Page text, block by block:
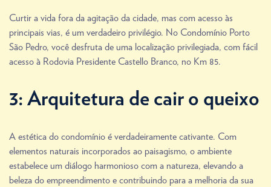
Curtir a vida fora da agitação da cidade, mas com acesso às
principais vias, é um verdadeiro privilégio. No Condomínio Porto
São Pedro, você desfruta de uma localização privilegiada, com fácil
acesso à Rodovia Presidente Castello Branco, no Km 85.
3: Arquitetura de cair o queixo
A estética do condomínio é verdadeiramente cativante. Com
elementos naturais incorporados ao paisagismo, o ambiente
estabelece um diálogo harmonioso com a natureza, elevando a
beleza do empreendimento e contribuindo para a melhoria da sua